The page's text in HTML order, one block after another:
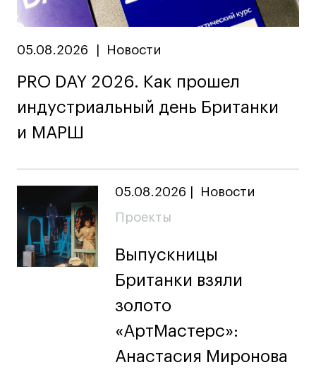
05.08.2026 Новости
PRO DAY 2026. Как прошел
индустриальный день Британки
и МАРШ
05.08.2026 Новости
Проекты
Выпускницы
Британки взяли
золото
«АртМастерс»:
Анастасия Миронова